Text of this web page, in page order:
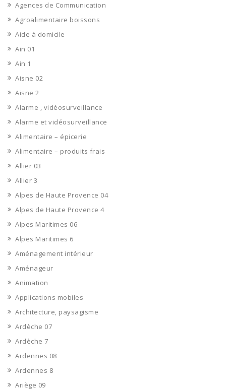
Agences de Communication
Agroalimentaire boissons
Aide à domicile
Ain 01
Ain 1
Aisne 02
Aisne 2
Alarme , vidéosurveillance
Alarme et vidéosurveillance
Alimentaire – épicerie
Alimentaire – produits frais
Allier 03
Allier 3
Alpes de Haute Provence 04
Alpes de Haute Provence 4
Alpes Maritimes 06
Alpes Maritimes 6
Aménagement intérieur
Aménageur
Animation
Applications mobiles
Architecture, paysagisme
Ardèche 07
Ardèche 7
Ardennes 08
Ardennes 8
Ariège 09